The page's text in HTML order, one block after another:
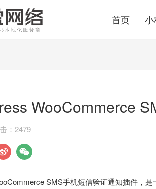
首页 小
WooCommerce
：2479
SMS手机短信验证通知插件，